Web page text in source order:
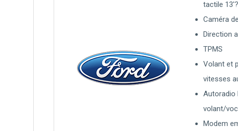
tactile 13'?
Caméra
Direction
TPMS
Volant et
vitesses
Autoradio
volant/
Modem